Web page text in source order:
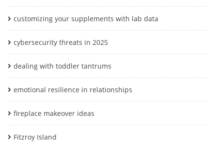
customizing your supplements with lab data
cybersecurity threats in 2025
dealing with toddler tantrums
emotional resilience in relationships
fireplace makeover ideas
Fitzroy Island